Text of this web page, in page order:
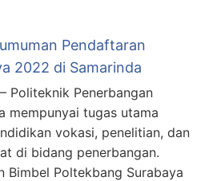
Pendaftaran
2022 di Samarinda
Politeknik Penerbangan
mempunyai tugas utama
vokasi, penelitian, dan
di bidang penerbangan.
Bimbel Poltekbang Surabaya